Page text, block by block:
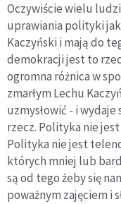
Oczywiście wielu
uprawiania polityki
Kaczyński i mają do
demokracji jest to
ogromna różnica w
zmarłym Lechu
uzmysłowić - i wydaje
rzecz. Polityka nie
Polityka nie jest
których mniej lub
są od tego żeby się
poważnym zajęciem i